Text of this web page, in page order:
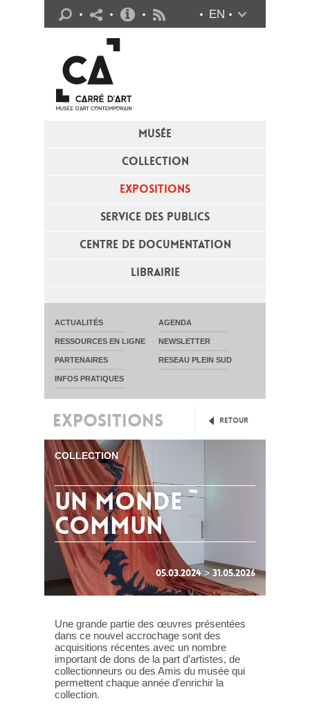
MUSÉE
COLLECTION
EXPOSITIONS
SERVICE DES PUBLICS
CENTRE DE DOCUMENTATION
LIBRAIRIE
EN
ACTUALITÉS AGENDA
RESSOURCES EN LIGNE NEWSLETTER
PARTENAIRES RESEAU PLEIN SUD
INFOS PRATIQUES
Infos pratiques
EXPOSITIONS Retour
COLLECTION
UN MONDE
COMMUN
05.03.2024 > 31.05.2026
Une grande partie des œuvres présentées
dans ce nouvel accrochage sont des
acquisitions récentes avec un nombre
important de dons de la part d’artistes, de
collectionneurs ou des Amis du musée qui
permettent chaque année d’enrichir la
collection.